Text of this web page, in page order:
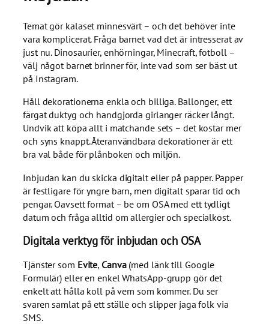
Temat gör kalaset minnesvärt – och det behöver inte
vara komplicerat. Fråga barnet vad det är intresserat av
just nu. Dinosaurier, enhörningar, Minecraft, fotboll –
välj något barnet brinner för, inte vad som ser bäst ut
på Instagram.
Håll dekorationerna enkla och billiga. Ballonger, ett
färgat duktyg och handgjorda girlanger räcker långt.
Undvik att köpa allt i matchande sets – det kostar mer
och syns knappt. Återanvändbara dekorationer är ett
bra val både för plånboken och miljön.
Inbjudan kan du skicka digitalt eller på papper. Papper
är festligare för yngre barn, men digitalt sparar tid och
pengar. Oavsett format – be om OSA med ett tydligt
datum och fråga alltid om allergier och specialkost.
Digitala verktyg för inbjudan och OSA
Tjänster som Evite, Canva(med länk till Google
Formulär) eller en enkel WhatsApp-grupp gör det
enkelt att hålla koll på vem som kommer. Du ser
svaren samlat på ett ställe och slipper jaga folk via
SMS.